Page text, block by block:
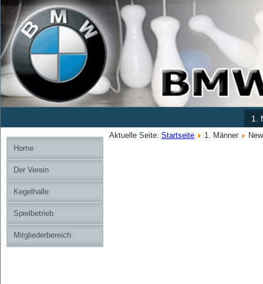
1.
Home
Der Verein
Kegelhalle
Spielbetrieb
Mitgliederbereich
Aktuelle Seite: Startseite 1. Männer